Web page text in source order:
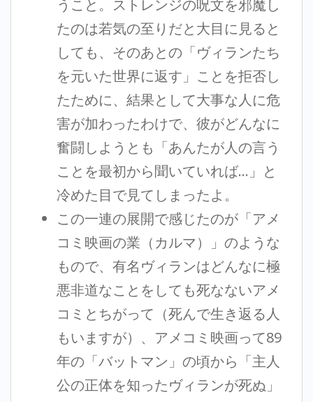
うこと。ストレンジの呪文を邪魔し
たのは若気の至りだと大目に見ると
しても、そのあとの「ヴィランたち
を元いた世界に返す」ことを拒否し
たために、結果として大事な人に危
害が加わったわけで、彼がどんなに
奮闘しようとも「あんたが人の言う
ことを最初から聞いていれば…」と
冷めた目で見てしまったよ。
この一連の展開で感じたのが「アメ
コミ映画の業（カルマ）」のような
もので、有名ヴィランはどんなに極
悪非道なことをしても死なないアメ
コミとちがって（死んで生き返る人
もいますが）、アメコミ映画って89
年の「バットマン」の頃から「主人
公の正体を知ったヴィランが死ぬ」